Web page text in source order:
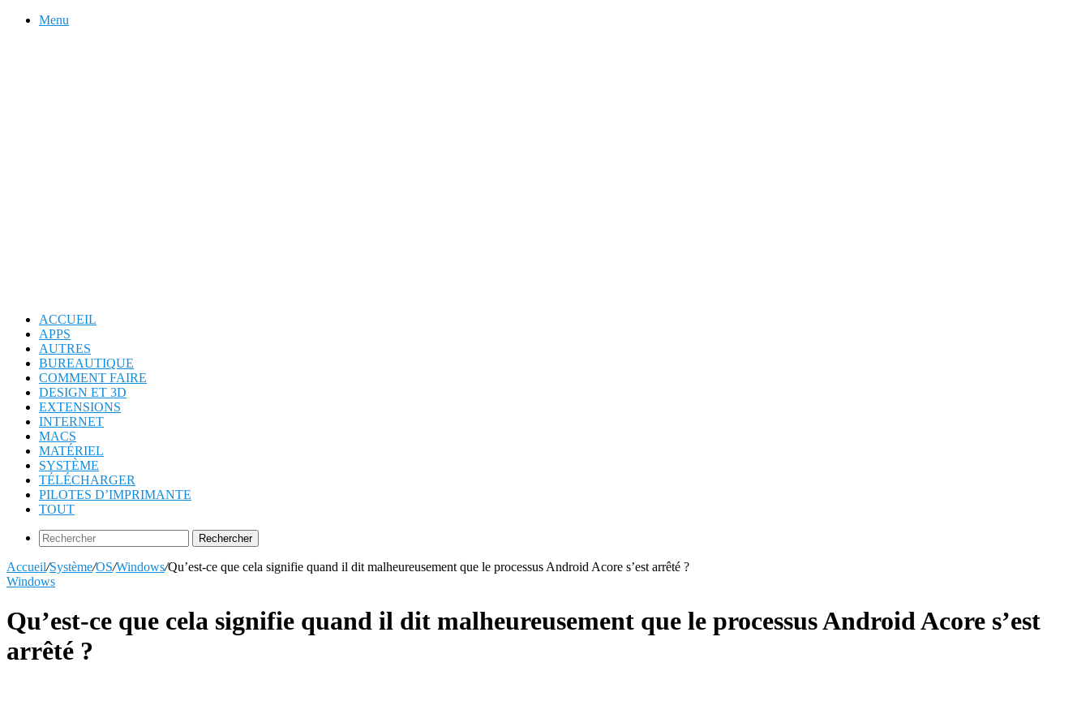
Menu
ACCUEIL
APPS
AUTRES
BUREAUTIQUE
COMMENT FAIRE
DESIGN ET 3D
EXTENSIONS
INTERNET
MACS
MATÉRIEL
SYSTÈME
TÉLÉCHARGER
PILOTES D’IMPRIMANTE
TOUT
Rechercher
Accueil/Système/OS/Windows/Qu’est-ce que cela signifie quand il dit malheureusement que le processus Android Acore s’est arrêté ?
Windows
Qu’est-ce que cela signifie quand il dit malheureusement que le processus Android Acore s’est
arrêté ?